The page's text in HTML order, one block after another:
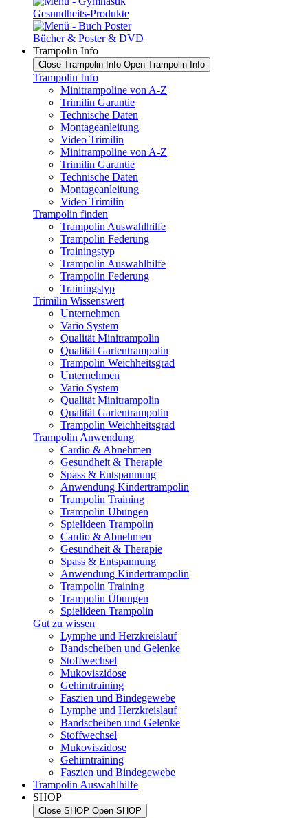
Gesundheits-Produkte
Bücher & Poster & DVD
Trampolin Info
Close Trampolin Info Open Trampolin Info
Trampolin Info
Minitrampoline von A-Z
Trimilin Garantie
Technische Daten
Montageanleitung
Video Trimilin
Minitrampoline von A-Z
Trimilin Garantie
Technische Daten
Montageanleitung
Video Trimilin
Trampolin finden
Trampolin Auswahlhilfe
Trampolin Federung
Trainingstyp
Trampolin Auswahlhilfe
Trampolin Federung
Trainingstyp
Trimilin Wissenswert
Unternehmen
Vario System
Qualität Minitrampolin
Qualität Gartentrampolin
Trampolin Weichheitsgrad
Unternehmen
Vario System
Qualität Minitrampolin
Qualität Gartentrampolin
Trampolin Weichheitsgrad
Trampolin Anwendung
Cardio & Abnehmen
Gesundheit & Therapie
Spass & Entspannung
Anwendung Kindertrampolin
Trampolin Training
Trampolin Übungen
Spielideen Trampolin
Cardio & Abnehmen
Gesundheit & Therapie
Spass & Entspannung
Anwendung Kindertrampolin
Trampolin Training
Trampolin Übungen
Spielideen Trampolin
Gut zu wissen
Lymphe und Herzkreislauf
Bandscheiben und Gelenke
Stoffwechsel
Mukoviszidose
Gehirntraining
Faszien und Bindegewebe
Lymphe und Herzkreislauf
Bandscheiben und Gelenke
Stoffwechsel
Mukoviszidose
Gehirntraining
Faszien und Bindegewebe
Trampolin Auswahlhilfe
SHOP
Close SHOP Open SHOP